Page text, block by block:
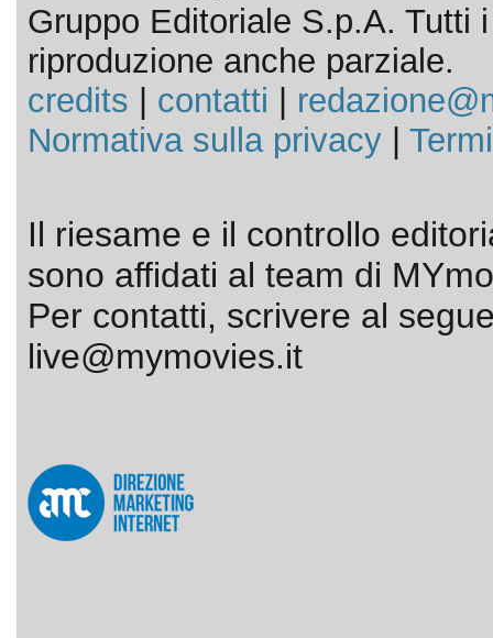
Gruppo Editoriale S.p.A. Tutti
riproduzione anche parziale.
credits
contatti
Normativa sulla privacy|
Il riesame e il controllo
sono affidati al team di
Per contatti, scrivere al
live@mymovies.it